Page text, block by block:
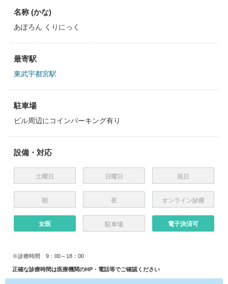
名称 (かな)
あぽろん くりにっく
最寄駅
東武宇都宮駅
駐車場
ビル周辺にコインパーキング有り
設備・対応
土曜日 日曜日 祝日
朝 夜 オンライン診療
女医 駐車場 電子決済可
※診療時間 9：00～18：00
正確な診療時間は医療機関のHP・電話等でご確認ください